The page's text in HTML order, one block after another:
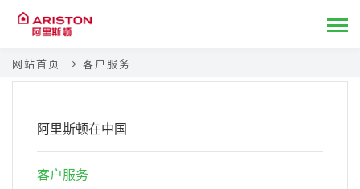
网站首页 客户服务
阿里斯顿在中国
客户服务